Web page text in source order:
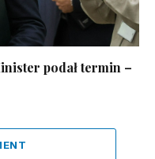
podał termin –